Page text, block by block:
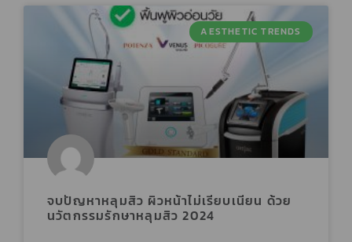
AESTHETIC TRENDS
จบปัญหาหลุมสิว ผิวหน้าไม่เรียบเนียน ด้วย
นวัตกรรมรักษาหลุมสิว 2024